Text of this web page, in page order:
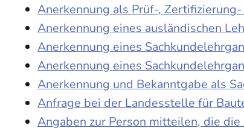
Anerkennung als Prüf-,
Anerkennung eines ausländischen
Anerkennung eines
Anerkennung eines
Anerkennung und Bekanntgabe als
Anfrage bei der Landesstelle für
Angaben zur Person mitteilen, die